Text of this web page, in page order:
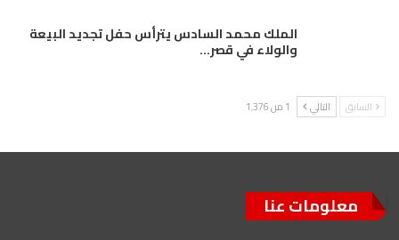
الملك محمد السادس يترأس حفل تجديد البيعة
والولاء في قصر…
السابق التالي 1 من 1٬376
معلومات عنا